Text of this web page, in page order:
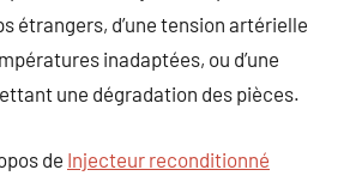
étrangers, d’une tension artérielle
inadaptées, ou d’une
une dégradation des pièces.
de Injecteur reconditionné